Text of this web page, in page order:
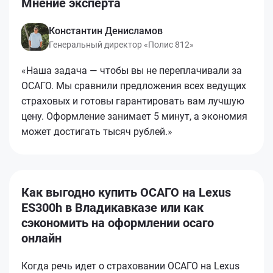
Константин Денисламов
Генеральный директор «Полис 812»
«Наша задача — чтобы вы не переплачивали за
ОСАГО. Мы сравнили предложения всех ведущих
страховых и готовы гарантировать вам лучшую
цену. Оформление занимает 5 минут, а экономия
может достигать тысяч рублей.»
Как выгодно купить ОСАГО на Lexus
ES300h в Владикавказе или как
сэкономить на оформлении осаго
онлайн
Когда речь идет о страховании ОСАГО на Lexus